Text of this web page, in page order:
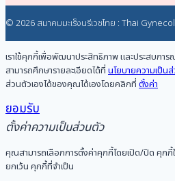
© 2026 สมาคมมะเร็งนรีเวชไทย : Thai
เราใช้คุกกี้เพื่อพัฒนาประสิทธิภาพ และประสบกา
สามารถศึกษารายละเอียดได้ที่ นโยบายความเป็น
ส่วนตัวเองได้ของคุณได้เองโดยคลิกที่ ตั้งค่า
ยอมรับ
ตั้งค่าความเป็นส่วนตัว
คุณสามารถเลือกการตั้งค่าคุกกี้โดยเปิด/ปิด คุกกี้
ยกเว้น คุกกี้ที่จำเป็น